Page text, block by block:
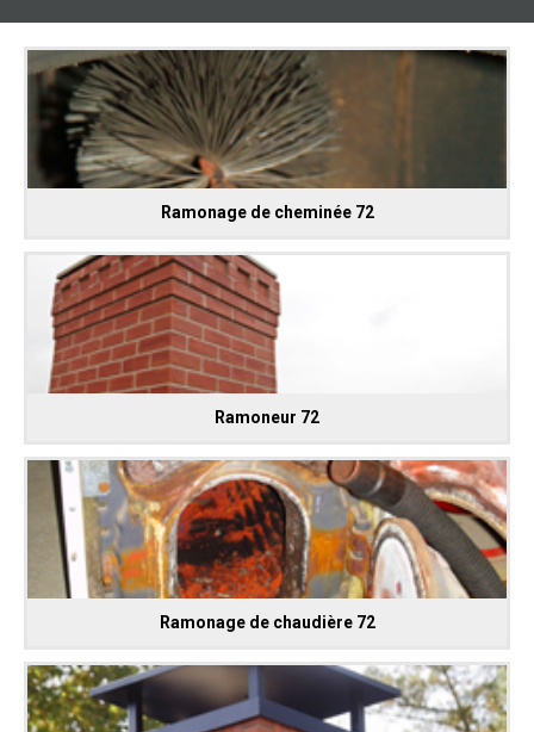
Ramonage de cheminée 72
Ramoneur 72
Ramonage de chaudière 72